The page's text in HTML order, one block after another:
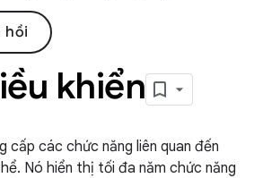
hồi
khiển
cấp các chức năng liên quan đến
Nó hiển thị tối đa năm chức năng